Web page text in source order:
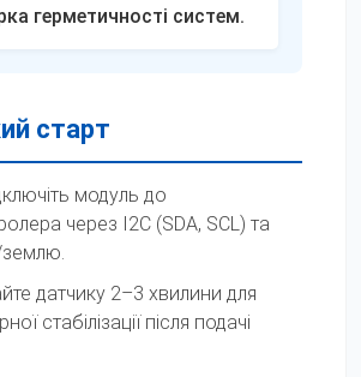
герметичності систем.
старт
модуль до
через I2C (SDA, SCL) та
датчику 2–3 хвилини для
стабілізації після подачі